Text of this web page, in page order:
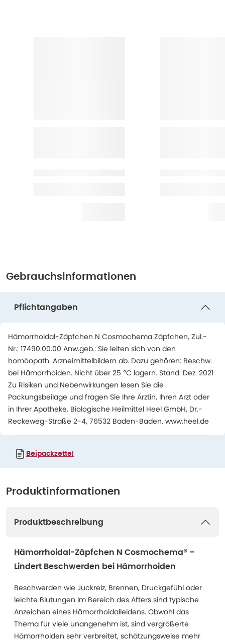
Gebrauchsinformationen
Pflichtangaben
Hämorrhoidal-Zäpfchen N Cosmochema Zäpfchen, Zul.-
Nr.: 17490.00.00 Anw.geb.: Sie leiten sich von den
homöopath. Arzneimittelbildern ab. Dazu gehören: Beschw.
bei Hämorrhoiden. Nicht über 25 °C lagern. Stand: Dez. 2021
Zu Risiken und Nebenwirkungen lesen Sie die
Packungsbeilage und fragen Sie Ihre Ärztin, Ihren Arzt oder
in Ihrer Apotheke. Biologische Heilmittel Heel GmbH, Dr.-
Reckeweg-Straße 2-4, 76532 Baden-Baden, www.heel.de
Beipackzettel
Produktinformationen
Produktbeschreibung
Hämorrhoidal-Zäpfchen N Cosmochema® –
Lindert Beschwerden bei Hämorrhoiden
Beschwerden wie Juckreiz, Brennen, Druckgefühl oder
leichte Blutungen im Bereich des Afters sind typische
Anzeichen eines Hämorrhoidalleidens. Obwohl das
Thema für viele unangenehm ist, sind vergrößerte
Hämorrhoiden sehr verbreitet, schätzungsweise mehr